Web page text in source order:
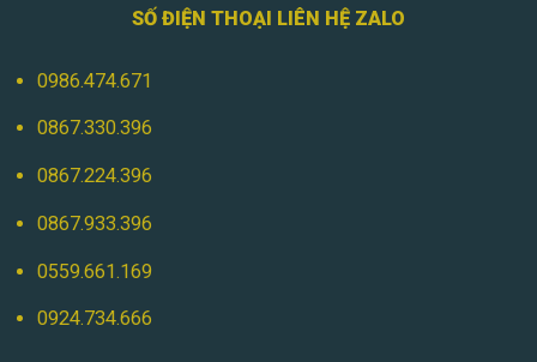
SỐ ĐIỆN THOẠI LIÊN HỆ ZALO
0986.474.671
0867.330.396
0867.224.396
0867.933.396
0559.661.169
0924.734.666